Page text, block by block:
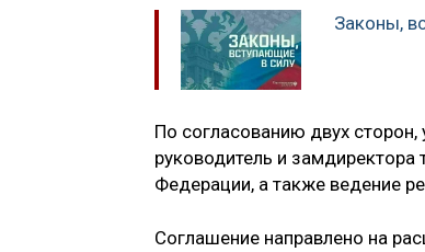
Законы,
По согласованию двух
руководитель и
Федерации, а также ведение
Соглашение направлено на